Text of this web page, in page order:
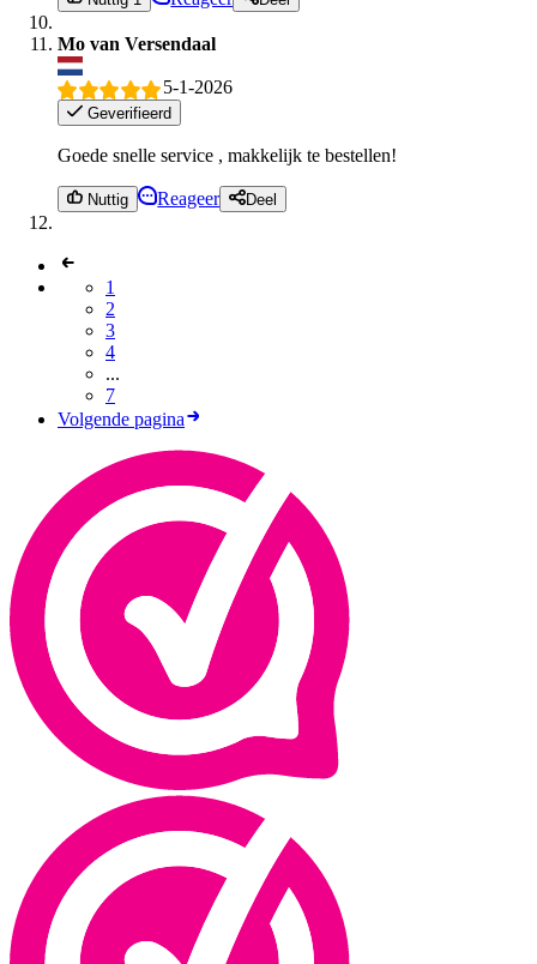
Mo van Versendaal
5-1-2026
Geverifieerd
Goede snelle service , makkelijk te bestellen!
Nuttig Reageer Deel
1
2
3
4
...
7
Volgende pagina